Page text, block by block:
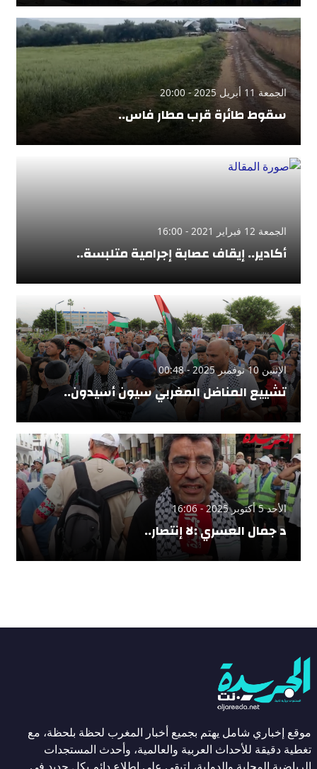
الجمعة 11 أبريل 2025 - 20:00
سقوط طائرة قرب مطار فاس..
الجمعة 12 فبراير 2021 - 16:00
أكادير.. إيقاف عصابة إجرامية متلبسة..
الإثنين 10 نوفمبر 2025 - 00:48
تشييع المناضل المغربي سيون أسيدون..
الأحد 5 أكتوبر 2025 - 16:06
د جمال العسري :لا إنتصار..
موقع إخباري شامل يهتم بجميع أخبار المغرب لحظة بلحظة، مع
تغطية دقيقة للأحداث العربية والعالمية، وأحدث المستجدات